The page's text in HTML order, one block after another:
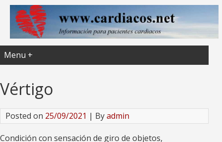
Menu +
Vértigo
Posted on 25/09/2021 | Byadmin
Condición con sensación de giro de objetos,